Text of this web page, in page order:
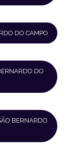
DO CAMPO
DO
BERNARDO